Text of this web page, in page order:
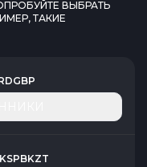
ВЫБРАТЬ
ТАКИЕ